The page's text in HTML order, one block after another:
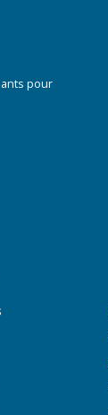
pour